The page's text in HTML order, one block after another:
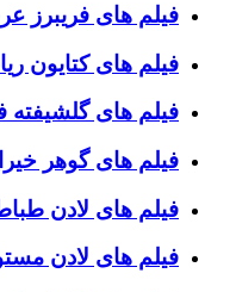
فیلم های فریبرز
فیلم های کتایون
فیلم های گلشیفته
فیلم های گوهر
فیلم های لادن
فیلم های لادن